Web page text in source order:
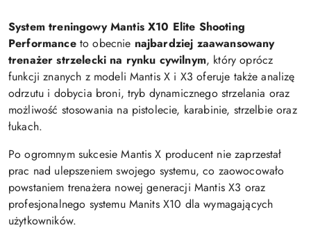
System treningowy Mantis X10 Elite Shooting
Performanceto obecnie najbardziej zaawansowany
trenażer strzelecki na rynku cywilnym, który oprócz
funkcji znanych z modeli Mantis X i X3 oferuje także analizę
odrzutu i dobycia broni, tryb dynamicznego strzelania oraz
możliwość stosowania na pistolecie, karabinie, strzelbie oraz
łukach.
Po ogromnym sukcesie Mantis X producent nie zaprzestał
prac nad ulepszeniem swojego systemu, co zaowocowało
powstaniem trenażera nowej generacji Mantis X3 oraz
profesjonalnego systemu Manits X10 dla wymagających
użytkowników.